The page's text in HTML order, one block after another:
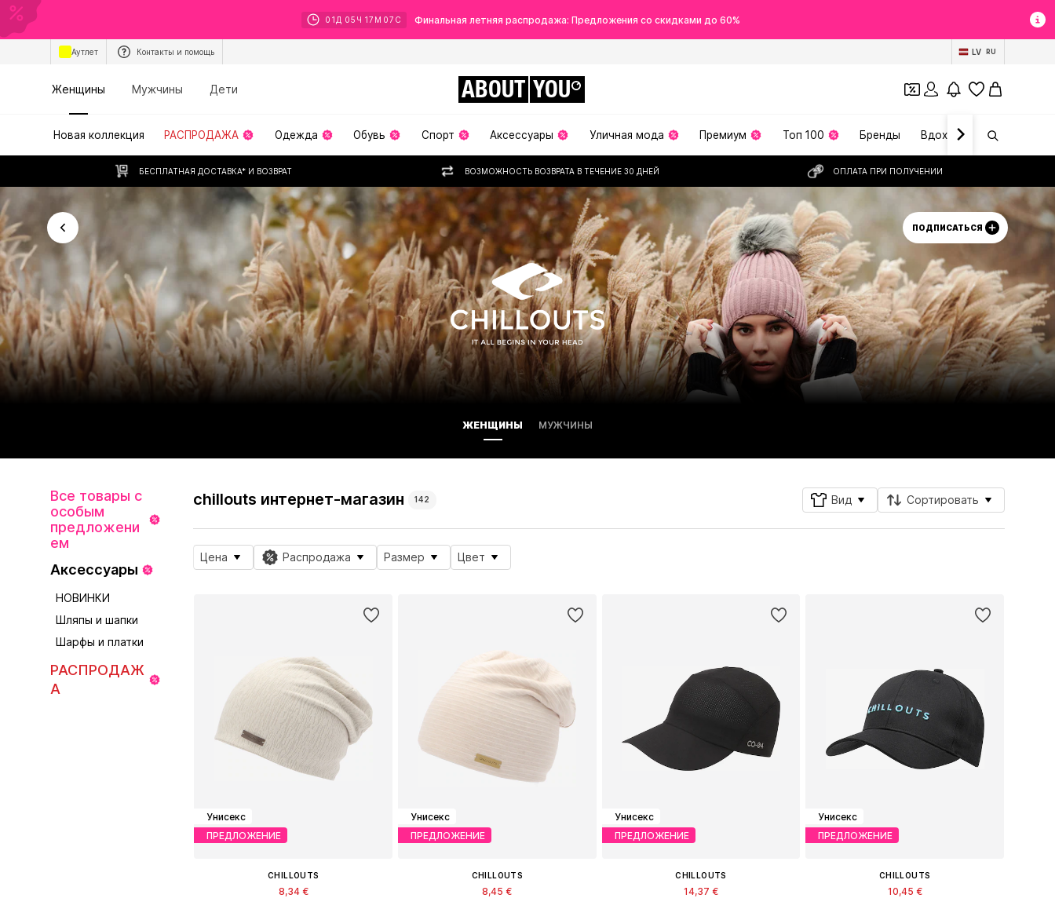
01 Д 05 Ч 17 М 04 С Финальная летняя распродажа: Предложения со скидками до 60%
Аутлет Контакты и помощь LV RU
Женщины Мужчины Дети ABOUT YOU
Новая коллекция РАСПРОДАЖА Одежда Обувь Спорт Аксессуары Уличная мода Премиум Топ 100 Бренды Вдохновение
БЕСПЛАТНАЯ ДОСТАВКА* И ВОЗВРАТ ВОЗМОЖНОСТЬ ВОЗВРАТА В ТЕЧЕНИЕ 30 ДНЕЙ ОПЛАТА ПРИ ПОЛУЧЕНИИ
ПОДПИСАТЬСЯ
ЖЕНЩИНЫ МУЖЧИНЫ
Все товары с
особым
предложени
ем
Аксессуары
НОВИНКИ
Шляпы и шапки
Шарфы и платки
РАСПРОДАЖ
А
chillouts интернет-магазин 142 Вид Сортировать
Цена Распродажа Размер Цвет
Унисекс
ПРЕДЛОЖЕНИЕ
CHILLOUTS
8,34 €
Унисекс
ПРЕДЛОЖЕНИЕ
CHILLOUTS
8,45 €
Унисекс
ПРЕДЛОЖЕНИЕ
CHILLOUTS
14,37 €
Унисекс
ПРЕДЛОЖЕНИЕ
CHILLOUTS
10,45 €